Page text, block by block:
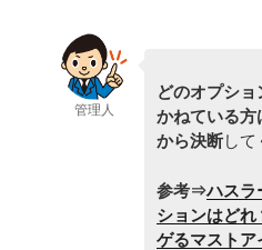
管理人
どのオプシ
かねている方
から決断して
参考⇒ハスラ
ションはど
ゲるマストア